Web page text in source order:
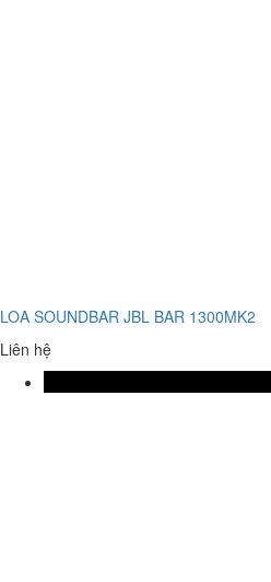
LOA SOUNDBAR JBL BAR 1300MK2
Liên hệ